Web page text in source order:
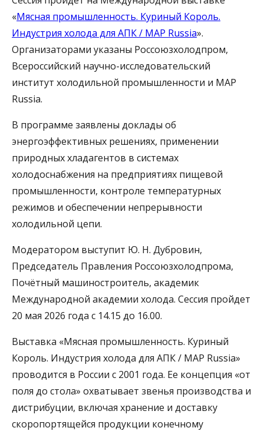
«Мясная промышленность. Куриный Король.
Индустрия холода для АПК / MAP Russia».
Организаторами указаны Россоюзхолодпром,
Всероссийский научно-исследовательский
институт холодильной промышленности и MAP
Russia.
В программе заявлены доклады об
энергоэффективных решениях, применении
природных хладагентов в системах
холодоснабжения на предприятиях пищевой
промышленности, контроле температурных
режимов и обеспечении непрерывности
холодильной цепи.
Модератором выступит Ю. Н. Дубровин,
Председатель Правления Россоюзхолодпрома,
Почётный машиностроитель, академик
Международной академии холода. Сессия пройдет
20 мая 2026 года с 14.15 до 16.00.
Выставка «Мясная промышленность. Куриный
Король. Индустрия холода для АПК / MAP Russia»
проводится в России с 2001 года. Ее концепция «от
поля до стола» охватывает звенья производства и
дистрибуции, включая хранение и доставку
скоропортящейся продукции конечному